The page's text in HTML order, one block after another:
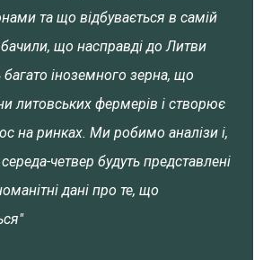
та що відбувається в самій
що насправді до Литви
багато іноземного зерна, що
литовських фермерів і створює
на ринках. Ми робимо аналізи і,
четвер будуть представлені
дані про те, що